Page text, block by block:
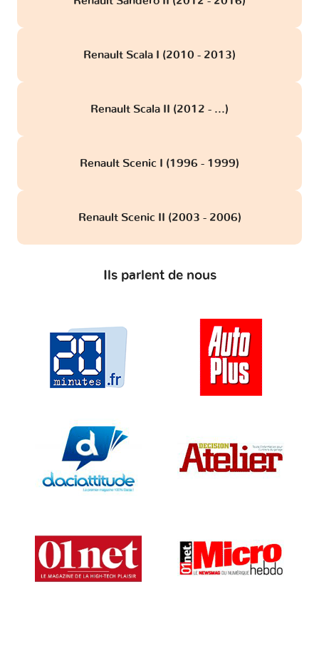
Renault Scala I (2010 - 2013)
Renault Scala II (2012 - ...)
Renault Scenic I (1996 - 1999)
Renault Scenic II (2003 - 2006)
Ils parlent de nous